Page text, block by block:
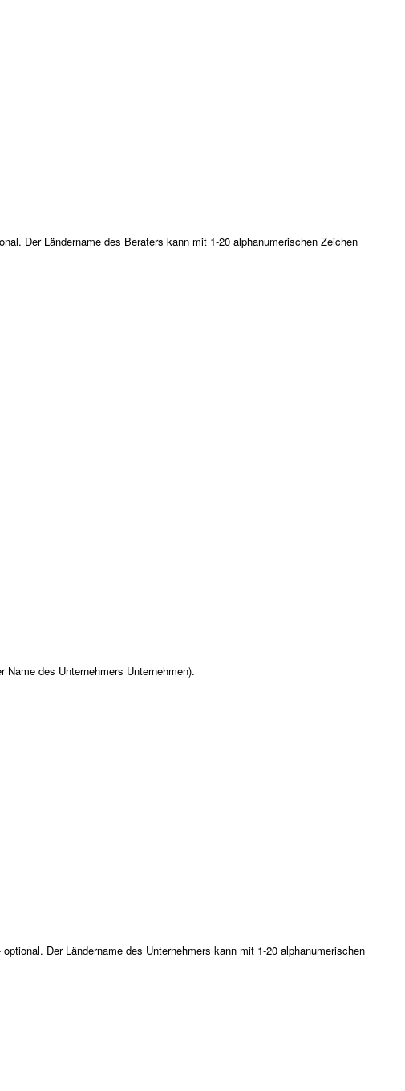
Der Ländername des Beraters kann mit 1-20 alphanumerischen Zeichen
Name des Unternehmers Unternehmen).
Der Ländername des Unternehmers kann mit 1-20 alphanumerischen